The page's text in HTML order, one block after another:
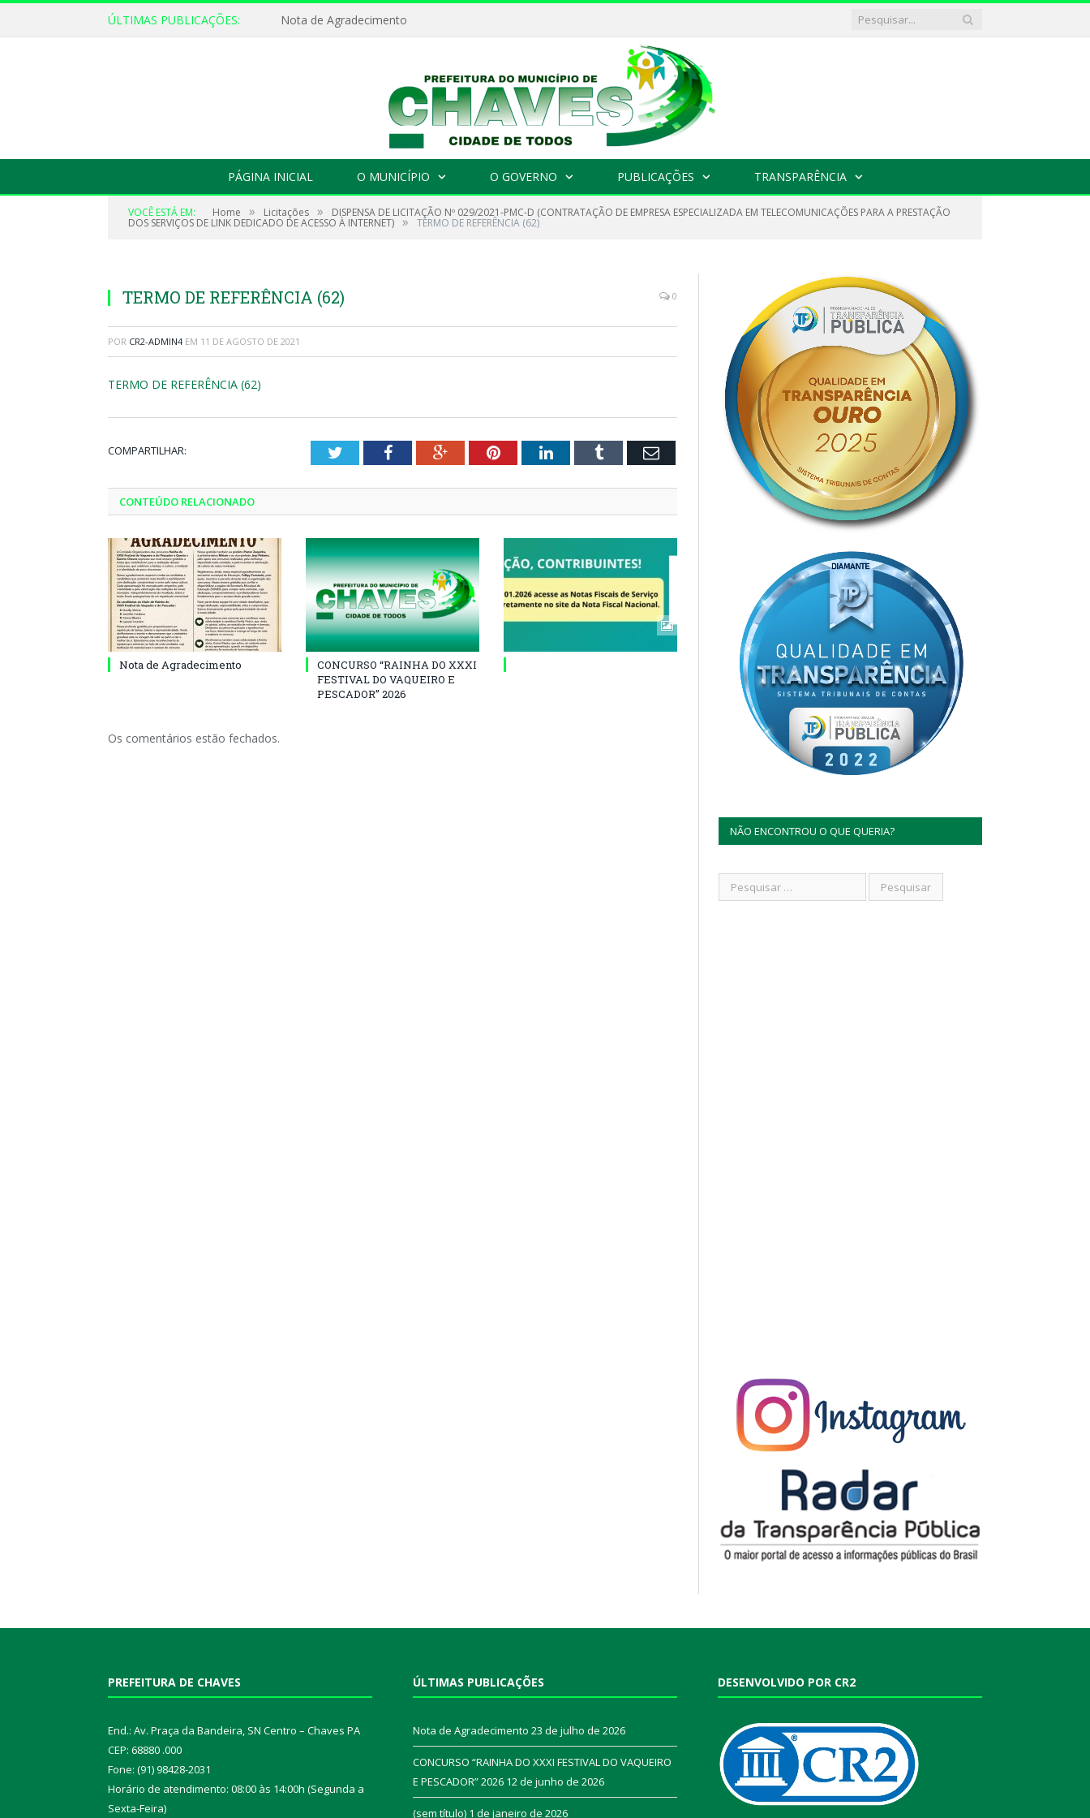
ÚLTIMAS PUBLICAÇÕES: Nota de Agradecimento
PÁGINA INICIAL O MUNICÍPIO O GOVERNO PUBLICAÇÕES TRANSPARÊNCIA
VOCÊ ESTÁ EM: Home » Licitações » DISPENSA DE LICITAÇÃO Nº 029/2021-PMC-D (CONTRATAÇÃO DE EMPRESA ESPECIALIZADA EM TELECOMUNICAÇÕES PARA A PRESTAÇÃO
DOS SERVIÇOS DE LINK DEDICADO DE ACESSO À INTERNET) » TERMO DE REFERÊNCIA (62)
TERMO DE REFERÊNCIA (62) 0
POR CR2-ADMIN4 EM 11 DE AGOSTO DE 2021
TERMO DE REFERÊNCIA (62)
COMPARTILHAR: TwitterFacebookGoogle+PinterestLinkedInTumblr Email
CONTEÚDO RELACIONADO
Nota de Agradecimento
CONCURSO “RAINHA DO XXXI
FESTIVAL DO VAQUEIRO E
PESCADOR” 2026
Os comentários estão fechados.
NÃO ENCONTROU O QUE QUERIA?
PREFEITURA DE CHAVES
End.: Av. Praça da Bandeira, SN Centro – Chaves PA
CEP: 68880 .000
Fone: (91) 98428-2031
Horário de atendimento: 08:00 às 14:00h (Segunda a
Sexta-Feira)
ÚLTIMAS PUBLICAÇÕES
Nota de Agradecimento 23 de julho de 2026
CONCURSO “RAINHA DO XXXI FESTIVAL DO VAQUEIRO
E PESCADOR” 2026 12 de junho de 2026
(sem título) 1 de janeiro de 2026
DESENVOLVIDO POR CR2